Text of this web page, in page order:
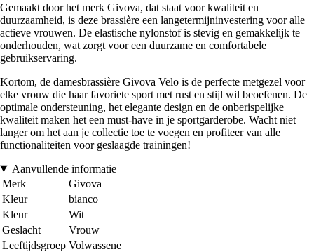
Gemaakt door het merk Givova, dat staat voor kwaliteit en
duurzaamheid, is deze brassière een langetermijninvestering voor alle
actieve vrouwen. De elastische nylonstof is stevig en gemakkelijk te
onderhouden, wat zorgt voor een duurzame en comfortabele
gebruikservaring.
Kortom, de damesbrassière Givova Velo is de perfecte metgezel voor
elke vrouw die haar favoriete sport met rust en stijl wil beoefenen. De
optimale ondersteuning, het elegante design en de onberispelijke
kwaliteit maken het een must-have in je sportgarderobe. Wacht niet
langer om het aan je collectie toe te voegen en profiteer van alle
functionaliteiten voor geslaagde trainingen!
Aanvullende informatie
Merk
Givova
Kleur
bianco
Kleur
Wit
Geslacht
Vrouw
Leeftijdsgroep Volwassene